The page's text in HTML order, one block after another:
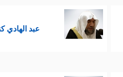
عبد الهادي